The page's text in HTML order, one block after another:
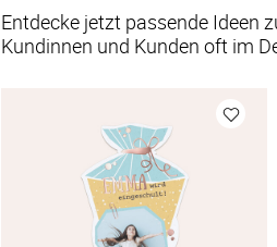
Entdecke jetzt passende Ideen
Kundinnen und Kunden oft im